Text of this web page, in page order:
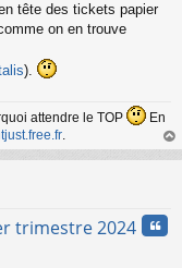
tête des tickets papier
on en trouve
).
attendre le TOP
En
au
trimestre 2024